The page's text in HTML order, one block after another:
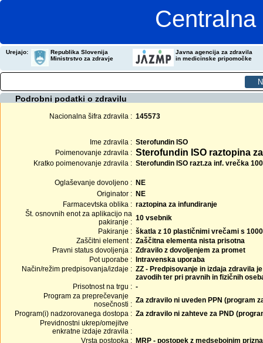
Urejajo:
Republika Slovenija
Ministrstvo za zdravje
Javna agencija za zdravila
in medicinske pripomočke
Podrobni podatki o zdravilu
Nacionalna šifra zdravila : 145573
Ime zdravila : Sterofundin ISO
Poimenovanje zdravila : Sterofundin ISO raztopina
Kratko poimenovanje zdravila : Sterofundin ISO razt.za inf. vrečka
Oglaševanje dovoljeno : NE
Originator : NE
Farmacevtska oblika : raztopina za infundiranje
Št. osnovnih enot za aplikacijo na
pakiranje : 10 vsebnik
Pakiranje : škatla z 10 plastičnimi vrečami s
Zaščitni element : Zaščitna elementa nista prisotna
Pravni status dovoljenja : Zdravilo z dovoljenjem za promet
Pot uporabe :
Intravenska uporaba
Način/režim predpisovanja/izdaje : ZZ - Predpisovanje in izdaja zdravila
zavodih ter pri pravnih in fizičnih
Prisotnost na trgu : -
Program za preprečevanje
nosečnosti : Za zdravilo ni uveden PPN (program
Program(i) nadzorovanega dostopa : Za zdravilo ni zahteve za PND
Previdnostni ukrep/omejitve
enkratne izdaje zdravila :
Vrsta postopka : MRP - postopek z medsebojnim